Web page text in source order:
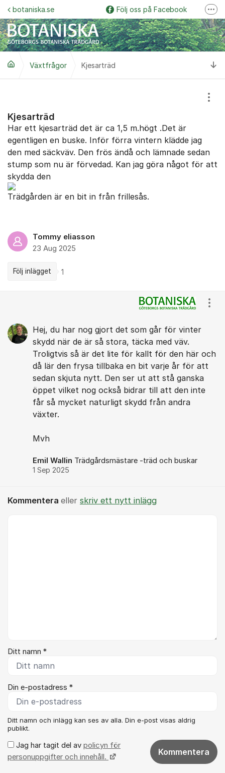
Hoppa till innehåll
botaniska.se Följ oss på Facebook
Följ oss på Instagram
Botaniska trädgårdspodden
Garden Explorer
Växtfrågor Kjesarträd
Kjesarträd
Har ett kjesarträd det är ca 1,5 m.högt .Det är
egentligen en buske. Inför förra vintern klädde jag
den med säckväv. Den frös ändå och lämnade sedan
stump som nu är förvedad. Kan jag göra något för att
skydda den
Trädgården är en bit in från frillesås.
Tommy eliasson
23 Aug 2025
Följ inlägget 1
Hej, du har nog gjort det som går för vinter
skydd när de är så stora, täcka med väv.
Troligtvis så är det lite för kallt för den här och
då lär den frysa tillbaka en bit varje år för att
sedan skjuta nytt. Den ser ut att stå ganska
öppet vilket nog också bidrar till att den inte
får så mycket naturligt skydd från andra
växter.
Mvh
Emil Wallin Trädgårdsmästare -träd och buskar
1 Sep 2025
Kommentera eller skriv ett nytt inlägg
Ditt namn *
Din e-postadress *
Ditt namn och inlägg kan ses av alla. Din e-post visas aldrig
publikt.
Jag har tagit del av policyn för
personuppgifter och innehåll.
Kommentera